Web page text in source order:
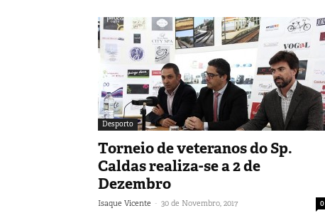
Desporto
Torneio de veteranos do Sp.
Caldas realiza-se a 2 de
Dezembro
Isaque Vicente - 30 de Novembro, 2017 0